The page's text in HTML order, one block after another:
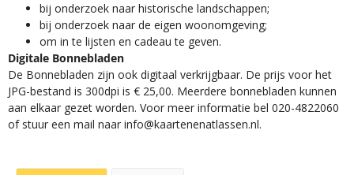
​bij onderzoek naar historische landschappen;
bij onderzoek naar de eigen woonomgeving;
om in te lijsten en cadeau te geven.
Digitale Bonnebladen
De Bonnebladen zijn ook digitaal verkrijgbaar. De prijs voor het
JPG-bestand is 300dpi is € 25,00. Meerdere bonnebladen kunnen
aan elkaar gezet worden. Voor meer informatie bel 020-4822060
of stuur een mail naar info@kaartenenatlassen.nl.